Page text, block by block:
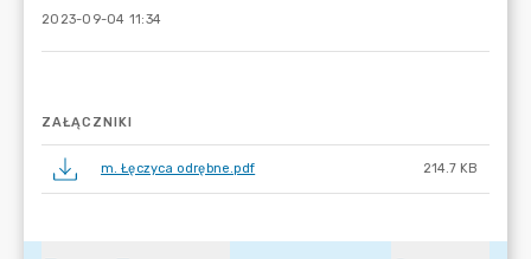
2023-09-04 11:34
ZAŁĄCZNIKI
m. Łęczyca odrębne.pdf 214.7 KB